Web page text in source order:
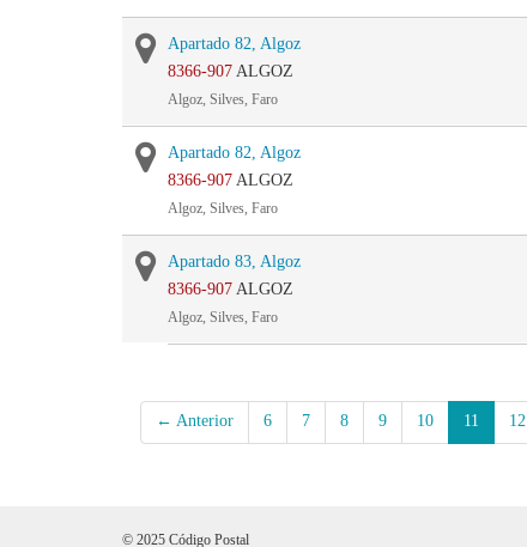
Apartado 82, Algoz
8366-907 ALGOZ
Algoz, Silves, Faro
Apartado 82, Algoz
8366-907 ALGOZ
Algoz, Silves, Faro
Apartado 83, Algoz
8366-907 ALGOZ
Algoz, Silves, Faro
← Anterior 6 7 8 9 10 11 12
© 2025 Código Postal